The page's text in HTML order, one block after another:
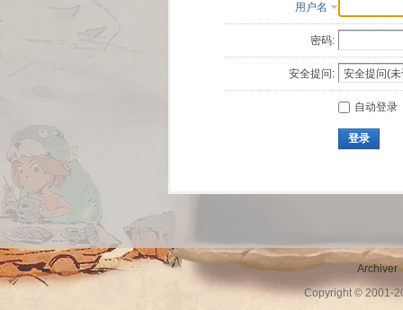
用户名
密码:
安全提问:
自动登录
登录
Archiver
Copyright © 2001-